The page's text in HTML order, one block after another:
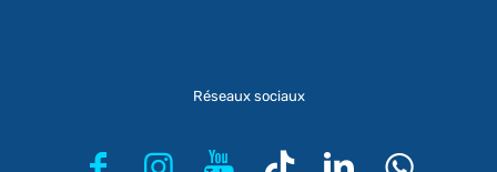
Réseaux sociaux